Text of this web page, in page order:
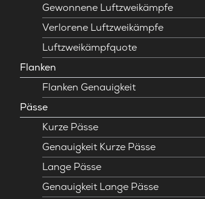
Gewonnene Luftzweikämpfe
Verlorene Luftzweikämpfe
Luftzweikämpfquote
Flanken
Flanken Genauigkeit
Pässe
Kurze Pässe
Genauigkeit Kurze Pässe
Lange Pässe
Genauigkeit Lange Pässe